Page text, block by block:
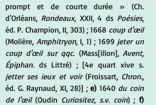
prompt et de courte durée » (Ch.
d'Orléans, Rondeaux, XXII, 4 ds Poésies,
éd. P. Champion, II, 303) ; 1668 coup d'œil
(Molière, Amphitryon, I, 1) ; 1699 jeter un
coup d'œil sur qqc. (Mass[illon], Avent,
Épiphan.
jetter ses ieux et voir (Froissart, Chron.,
éd. G. Raynaud, XI, 28)] ; e) 1640 du coin
de l'œil (Oudin Curiositez, s.v. coin) ; f)